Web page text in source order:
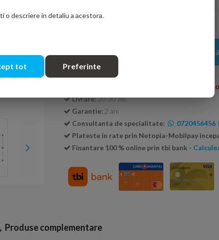
Transport GRATUIT la comenzi peste 600
Livrare:20-30 zile
Garantie: 2 ani
Consultanta de specialitate:
0720456456
Plateste in rate prin Netopia-Mobilpay
Finantare 100 % online prin tbi bank -
Produse complementare
o descriere in detaliu a acestora.
tot Preferinte